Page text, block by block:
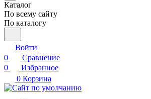
Каталог
По всему сайту
По каталогу
Войти
0
Сравнение
0
Избранное
0 Корзина